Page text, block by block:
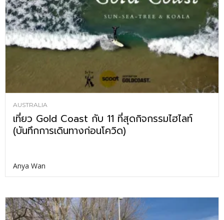
AUSTRALIA
เที่ยว Gold Coast กับ 11 ที่สุดกิจกรรมไฮไลท์
(บันทึกการเดินทางก่อนโควิด)
Anya Wan